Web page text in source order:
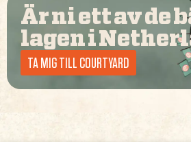
Är ni ett av de
lagen i
TA MIG TILL COURTYARD